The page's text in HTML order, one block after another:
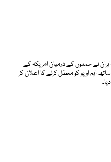
ایران نے حملوں کے درمیان امریکہ کے
ساتھ ایم او یو کو معطل کرنے کا اعلان کر
دیا۔